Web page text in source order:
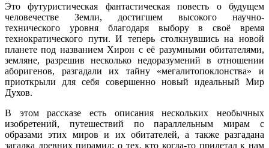
Это футуристическая фантастическая повесть о будущем
человечестве Земли, достигшем высокого научно-
технического уровня благодаря выбору в своё время
технократического пути. И теперь столкнувшись на новой
планете под названием Хирон с её разумными обитателями,
земляне, разрешив несколько недоразумений в отношении
аборигенов, разгадали их тайну «мегалитопоклонства» и
приоткрыли для себя совершенно новый идеальный Мир
Духов.
В этом рассказе есть описания нескольких необычных
изобретений, путешествий по параллельным мирам с
образами этих миров и их обитателей, а также разгадана
загадка древних пирамид: о тех, кто когда-то прилетал к нам